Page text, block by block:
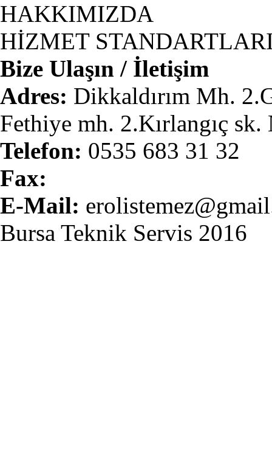
HAKKIMIZDA
HİZMET
Bize Ulaşın / İletişim
Adres: Dikkaldırım Mh.
Fethiye mh. 2.Kırlangıç
Telefon: 0535 683 31 32
Fax:
E-Mail:
Bursa Teknik Servis 2016